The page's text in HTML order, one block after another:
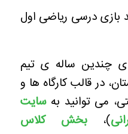
بازی درسی ریاضی اول
چندین ساله ی تیم
در قالب کارگاه ها و
می توانید بهسایت
)،
بخش کلاس